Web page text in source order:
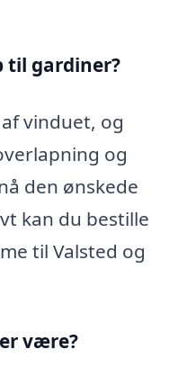
til gardiner?
vinduet, og
og
den ønskede
kan du bestille
til Valsted og
være?